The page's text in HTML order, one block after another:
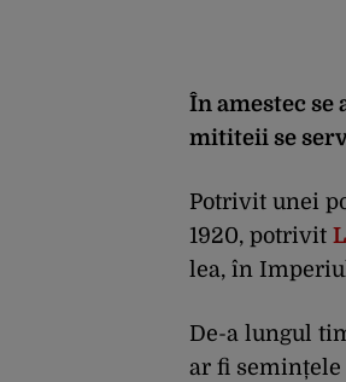
În amestec se
mititeii se
Potrivit unei
1920, potrivit
lea, în
De-a lungul
ar fi semințele